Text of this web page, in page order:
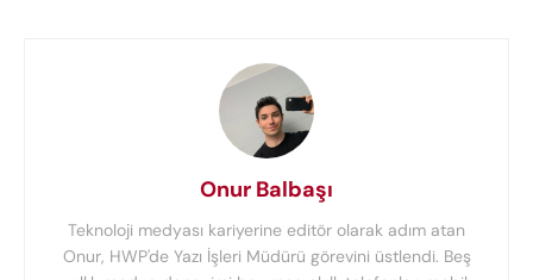
Onur Balbaşı
Teknoloji medyası kariyerine editör olarak adım atan
Onur, HWP'de Yazı İşleri Müdürü görevini üstlendi. Beş